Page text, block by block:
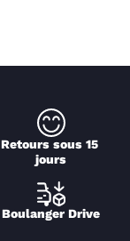
Retours sous 15
jours
Boulanger Drive